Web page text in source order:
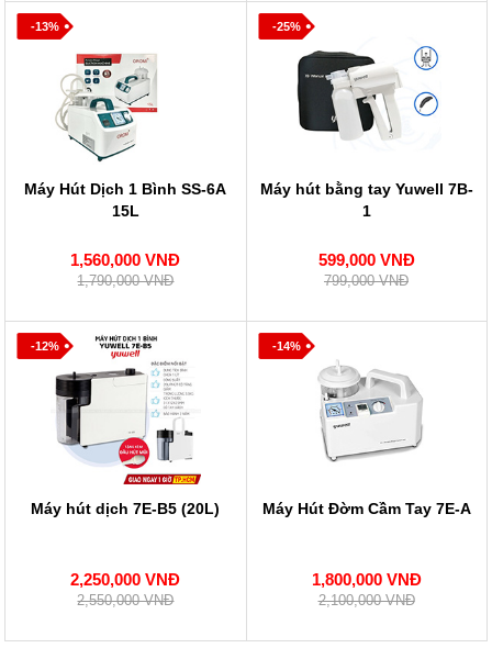
-13%
Máy Hút Dịch 1 Bình SS-6A
15L
1,560,000 VNĐ
1,790,000 VNĐ
-25%
Máy hút bằng tay Yuwell 7B-
1
599,000 VNĐ
799,000 VNĐ
-12%
Máy hút dịch 7E-B5 (20L)
2,250,000 VNĐ
2,550,000 VNĐ
-14%
Máy Hút Đờm Cầm Tay 7E-A
1,800,000 VNĐ
2,100,000 VNĐ